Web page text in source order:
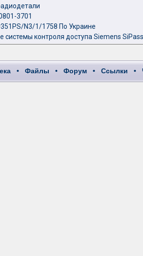
3701
N3/1/1758 По Украине
системы контроля доступа Siemens SiPass
• Файлы • Форум • Ссылки •